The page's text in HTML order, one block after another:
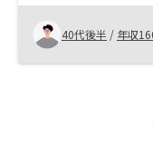
40代後半 / 年収